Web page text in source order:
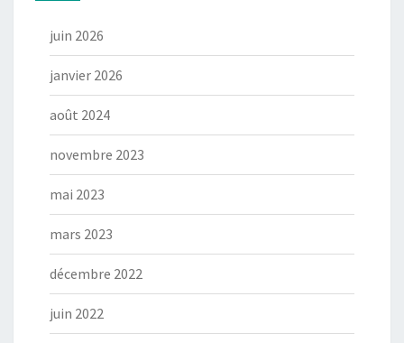
juin 2026
janvier 2026
août 2024
novembre 2023
mai 2023
mars 2023
décembre 2022
juin 2022